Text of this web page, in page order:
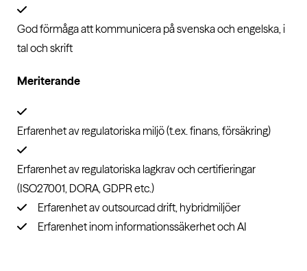
God förmåga att kommunicera på svenska och engelska, i
tal och skrift
Meriterande
Erfarenhet av regulatoriska miljö (t.ex. finans, försäkring)
Erfarenhet av regulatoriska lagkrav och certifieringar
(ISO27001, DORA, GDPR etc.)
Erfarenhet av outsourcad drift, hybridmiljöer
Erfarenhet inom informationssäkerhet och AI